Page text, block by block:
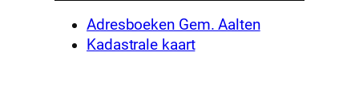
Adresboeken Gem. Aalten
Kadastrale kaart